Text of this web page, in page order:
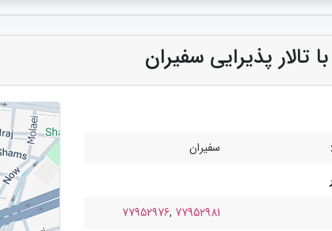
تالار پذیرایی سفیران
سفیران
77952981
,
77952976